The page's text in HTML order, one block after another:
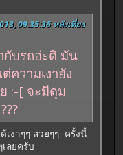
09:35:36 หลังเที่ยง
กับรถอ่ะดิ มัน
ความเงายัง
:-[ จะมีดุม
เงาๆๆ สวยๆๆ ครั้งนี้
ลยครับ